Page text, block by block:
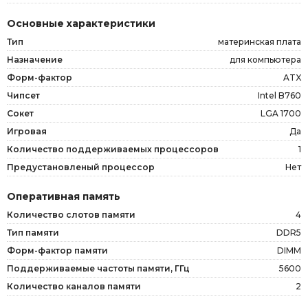
Основные характеристики
Тип
материнская плата
Назначение
для компьютера
Форм-фактор
ATX
Чипсет
Intel B760
Сокет
LGA 1700
Игровая
Да
Количество поддерживаемых процессоров
1
Предустановленый процессор
Нет
Оперативная память
Количество слотов памяти
4
Тип памяти
DDR5
Форм-фактор памяти
DIMM
Поддерживаемые частоты памяти, ГГц
5600
Количество каналов памяти
2